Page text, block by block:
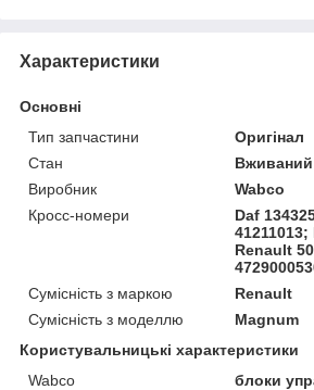
Характеристики
Основні
Тип запчастини
Оригінал
Стан
Вживаний
Виробник
Wabco
Кросс-номери
Daf
41211013;
Renault
Сумісність з маркою
Renault
Сумісність з моделлю
Magnum
Користувальницькі характеристики
Wabco
блоки